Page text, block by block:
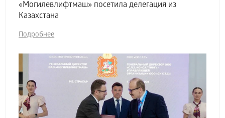
«Могилевлифтмаш» посетила делегация из
Казахстана
Подробнее